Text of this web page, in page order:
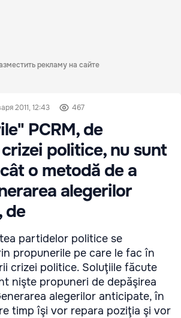
рекламу на сайте
2011, 12:43 467
PCRM, de
politice, nu sunt
o metodă de a
alegerilor
de
partidelor politice se
propunerile pe care le fac în
crizei politice. Soluţiile făcute
nişte propuneri de depăşirea
alegerilor anticipate, în
timp îşi vor repara poziţia şi vor